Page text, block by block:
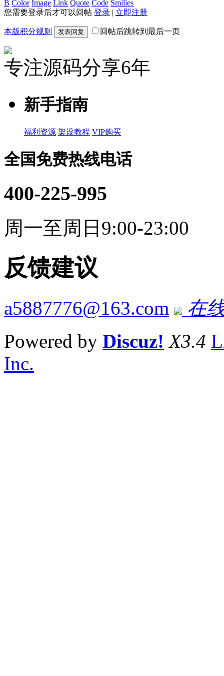
B Color Image Link Quote Code Smilies
您需要登录后才可以回帖 登录 | 立即注册
本版积分规则 发表回复 回帖后跳转到最后一页
专注源码分享6年
新手指南
福利资源 架设教程 VIP购买
全国免费热线电话
400-225-995
周一至周日9:00-23:00
反馈建议
a5887776@163.com
在
Powered by Discuz! X3.4
Inc.